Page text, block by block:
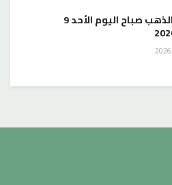
سعر جرام الذهب صباح اليوم الأحد 9